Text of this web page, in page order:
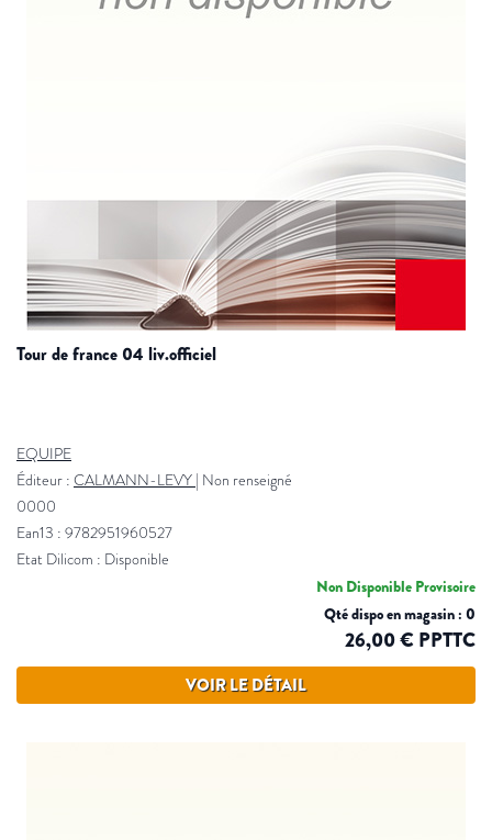
tour de france 04 liv.officiel
EQUIPE
Éditeur : CALMANN-LEVY | Non renseigné
0000
Ean13 : 9782951960527
Etat Dilicom : Disponible
Non Disponible Provisoire
Qté dispo en magasin : 0
26,00 € PPTTC
VOIR LE DÉTAIL